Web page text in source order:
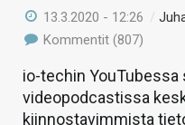
13.3.2020 - 12:26 /
Kommentit (807)
io-techin
videopodcastissa
kiinnostavimmista